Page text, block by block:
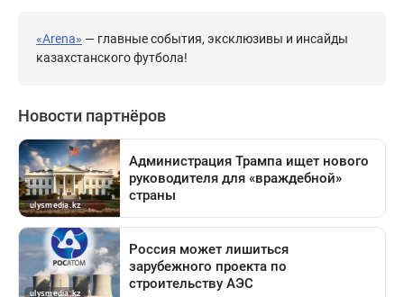
«Arena» — главные события, эксклюзивы и инсайды
казахстанского футбола!